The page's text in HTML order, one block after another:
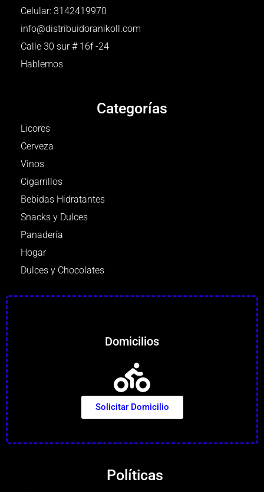
Celular: 3142419970
info@distribuidoranikoll.com
Calle 30 sur # 16f -24
Hablemos
Categorías
Licores
Cerveza
Vinos
Cigarrillos
Bebidas Hidratantes
Snacks y Dulces
Panadería
Hogar
Dulces y Chocolates
Domicilios
Solicitar Domicilio
Políticas